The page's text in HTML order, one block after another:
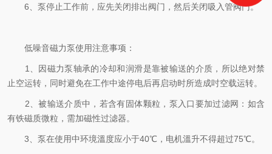
6、泵停止工作前，应先关闭排出阀门，然后关闭吸入管阀门。
低噪音磁力泵使用注意事项：
1、因磁力泵轴承的冷却和润滑是靠被输送的介质，所以绝对禁
止空运转，同时避免在工作中途停电后再启动时所造成吋空载运转。
2、被输送介质中，若含有固体颗粒，泵入口要加过滤网：如含
有铁磁质微粒，需加磁性过滤器。
3、泵在使用中环境溫度应小于40℃，电机溫升不得超过75℃。